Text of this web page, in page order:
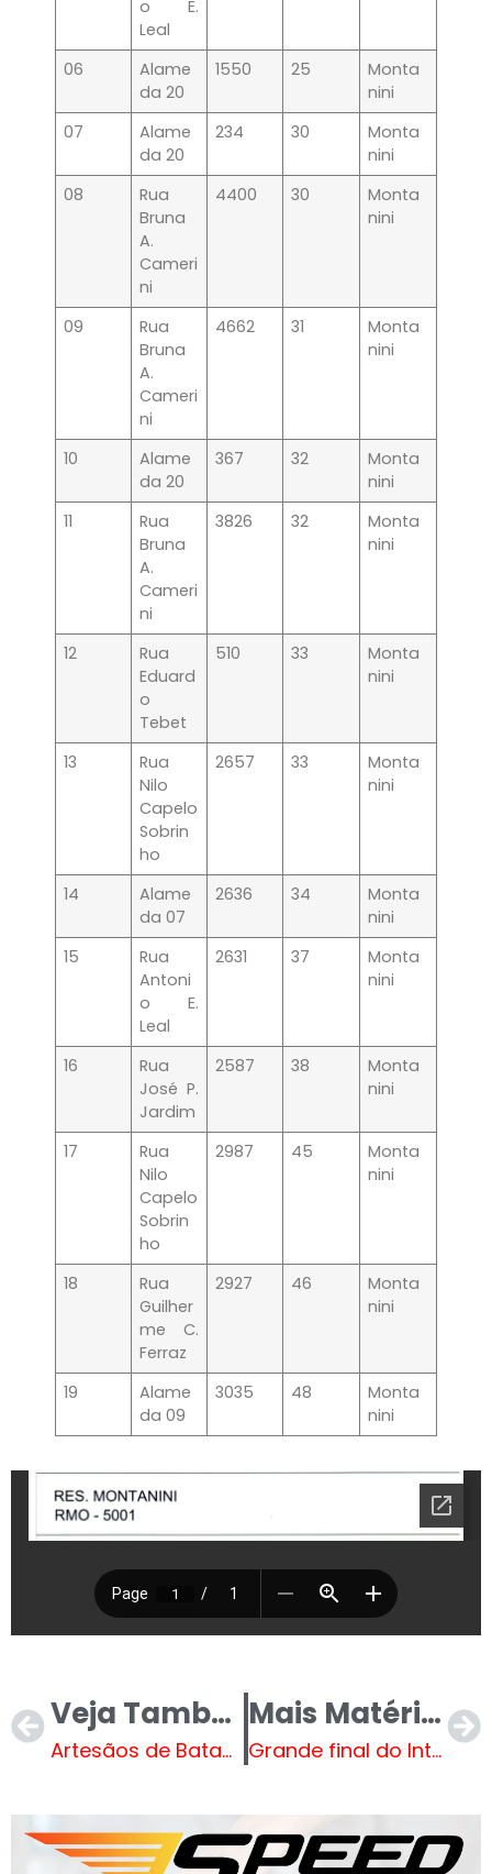
o E.
Leal
06
Alame
da 20
1550 25
Monta
nini
07
Alame
da 20
234 30
Monta
nini
08
Rua
Bruna
A.
Cameri
ni
4400 30
Monta
nini
09
Rua
Bruna
A.
Cameri
ni
4662 31
Monta
nini
10
Alame
da 20
367 32
Monta
nini
11
Rua
Bruna
A.
Cameri
ni
3826 32
Monta
nini
12
Rua
Eduard
o
Tebet
510 33
Monta
nini
13
Rua
Nilo
Capelo
Sobrin
ho
2657 33
Monta
nini
14
Alame
da 07
2636 34
Monta
nini
15
Rua
Antoni
o E.
Leal
2631 37
Monta
nini
16
Rua
José P.
Jardim
2587 38
Monta
nini
17
Rua
Nilo
Capelo
Sobrin
ho
2987 45
Monta
nini
18
Rua
Guilher
me C.
Ferraz
2927 46
Monta
nini
19
Alame
da 09
3035 48
Monta
nini
Veja Também
Artesãos de Bataguassu lançam catálogo com peças autorais e celebram novas oportunidades de mercado
Mais Matérias
Grande final do Interbairros 2024 acontece neste domingo, 8 de dezembro